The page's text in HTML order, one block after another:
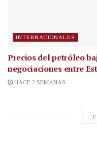
INTERNACIONALES
Precios del petróleo
negociaciones entre
HACE 2 SEMANAS